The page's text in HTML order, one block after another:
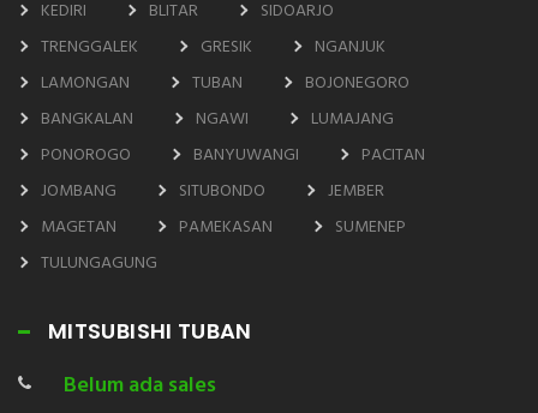
KEDIRI
BLITAR
SIDOARJO
TRENGGALEK
GRESIK
NGANJUK
LAMONGAN
TUBAN
BOJONEGORO
BANGKALAN
NGAWI
LUMAJANG
PONOROGO
BANYUWANGI
PACITAN
JOMBANG
SITUBONDO
JEMBER
MAGETAN
PAMEKASAN
SUMENEP
TULUNGAGUNG
MITSUBISHI TUBAN
Belum ada sales